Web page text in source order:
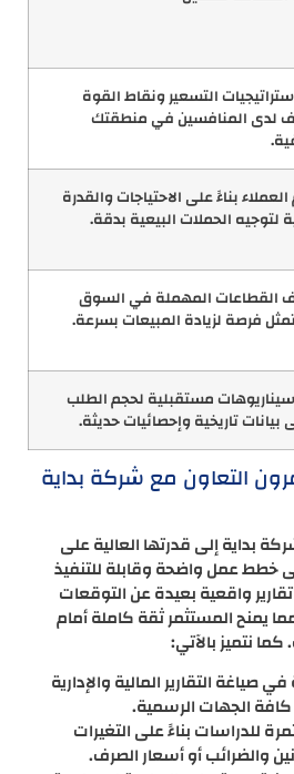
التسعير ونقاط القوة
لدى المنافسين في منطقتك
بناءً على الاحتياجات والقدرة
لتوجيه الحملات البيعية بدقة.
القطاعات المهملة في السوق
فرصة لزيادة المبيعات بسرعة.
مستقبلية لحجم الطلب
بيانات تاريخية وإحصائيات حديثة.
التعاون مع شركة بداية
بداية إلى قدرتها العالية على
خطط عمل واضحة وقابلة للتنفيذ
واقعية بعيدة عن التوقعات
يمنح المستثمر ثقة كاملة أمام
نتميز بالآتي:
صياغة التقارير المالية والإدارية
الجهات الرسمية.
للدراسات بناءً على التغيرات
والضرائب أو أسعار الصرف.